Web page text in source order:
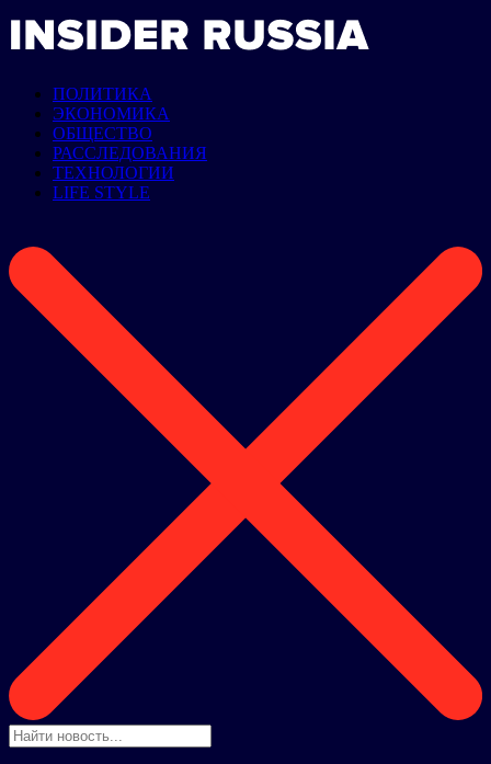
ПОЛИТИКА
ЭКОНОМИКА
ОБЩЕСТВО
РАССЛЕДОВАНИЯ
ТЕХНОЛОГИИ
LIFE STYLE